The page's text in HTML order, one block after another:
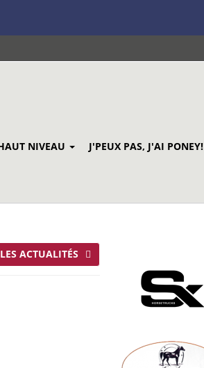
NIVEAU J'PEUX PAS, J'AI PONEY!
ACTUALITÉS